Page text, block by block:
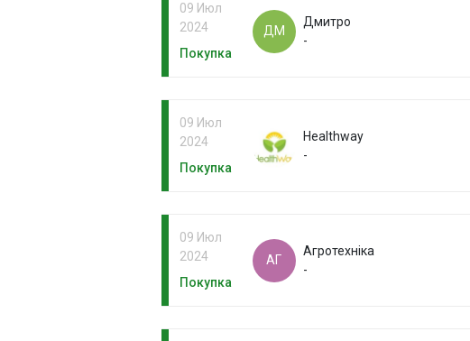
09 Июл
2024
Покупка
ДМ
Дмитро
-
09 Июл
2024
Покупка
Healthway
-
09 Июл
2024
Покупка
АГ
Агротехніка
-